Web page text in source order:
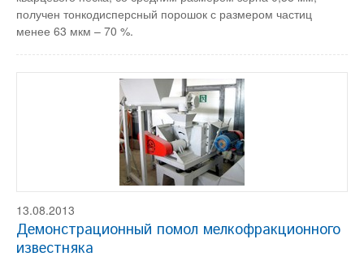
получен тонкодисперсный порошок с размером частиц
менее 63 мкм – 70 %.
13.08.2013
Демонстрационный помол мелкофракционного
известняка